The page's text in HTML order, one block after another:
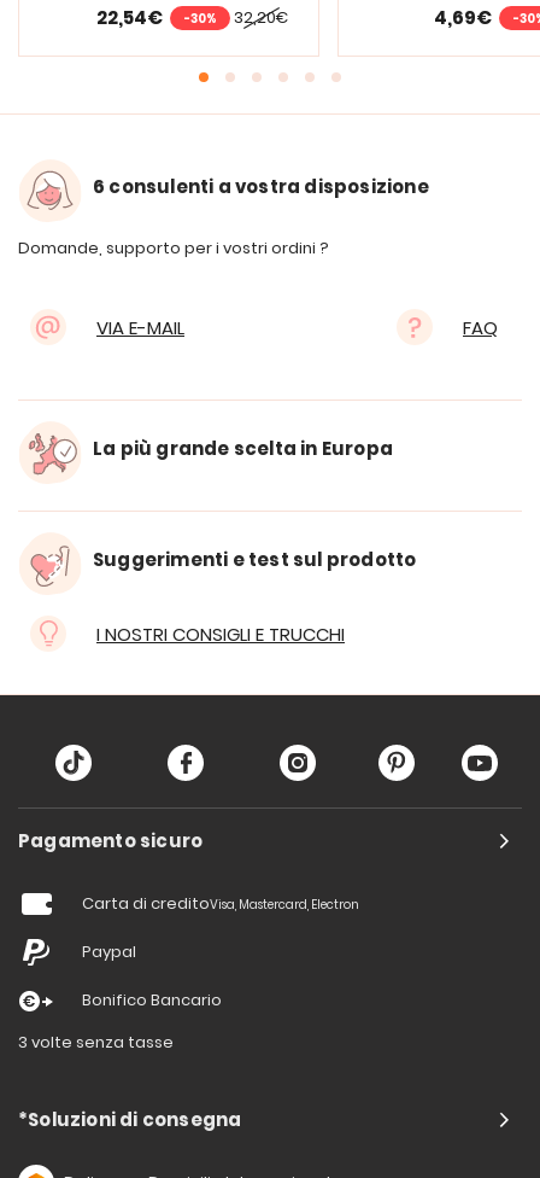
32,20€
22,54€ -30% 4,69€ -
6 consulenti a vostra disposizione
Domande, supporto per i vostri ordini ?
VIA E-MAIL FAQ
La più grande scelta in Europa
Suggerimenti e test sul prodotto
I NOSTRI CONSIGLI E TRUCCHI
Pagamento sicuro
Carta di creditoVisa, Mastercard, Electron
Paypal
Bonifico Bancario
3 volte senza tasse
*Soluzioni di consegna